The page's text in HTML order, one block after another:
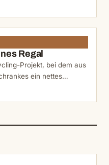
Regal
Projekt, bei dem aus
ein nettes…